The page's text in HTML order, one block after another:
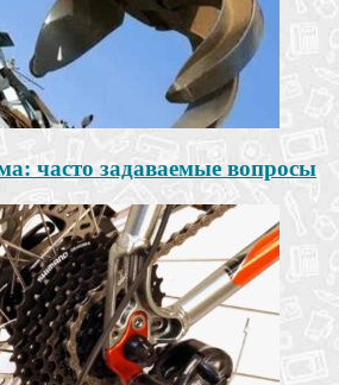
часто задаваемые вопросы